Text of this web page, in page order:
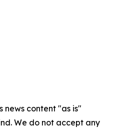
news content "as is"
We do not accept any